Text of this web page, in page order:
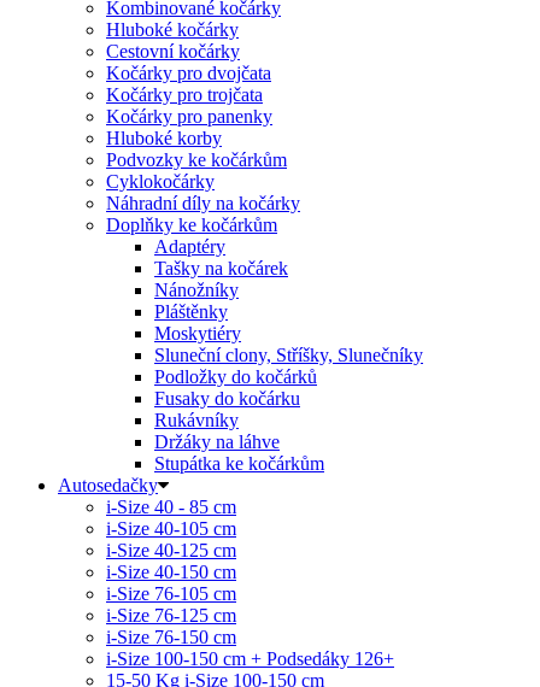
Kombinované kočárky
Hluboké kočárky
Cestovní kočárky
Kočárky pro dvojčata
Kočárky pro trojčata
Kočárky pro panenky
Hluboké korby
Podvozky ke kočárkům
Cyklokočárky
Náhradní díly na kočárky
Doplňky ke kočárkům
Adaptéry
Tašky na kočárek
Nánožníky
Pláštěnky
Moskytiéry
Sluneční clony, Stříšky, Slunečníky
Podložky do kočárků
Fusaky do kočárku
Rukávníky
Držáky na láhve
Stupátka ke kočárkům
Autosedačky
i-Size 40 - 85 cm
i-Size 40-105 cm
i-Size 40-125 cm
i-Size 40-150 cm
i-Size 76-105 cm
i-Size 76-125 cm
i-Size 76-150 cm
i-Size 100-150 cm + Podsedáky 126+
15-50 Kg i-Size 100-150 cm